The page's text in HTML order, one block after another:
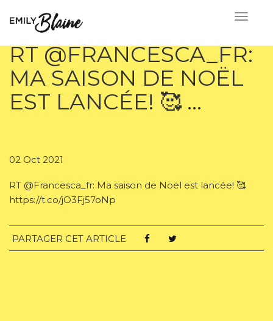
RT @FRANCESCA_FR:
MA SAISON DE NOËL
EST LANCÉE! 🥰 …
02 Oct 2021
RT @Francesca_fr: Ma saison de Noël est lancée! 🥰
https://t.co/jO3Fj57oNp
PARTAGER CET ARTICLE